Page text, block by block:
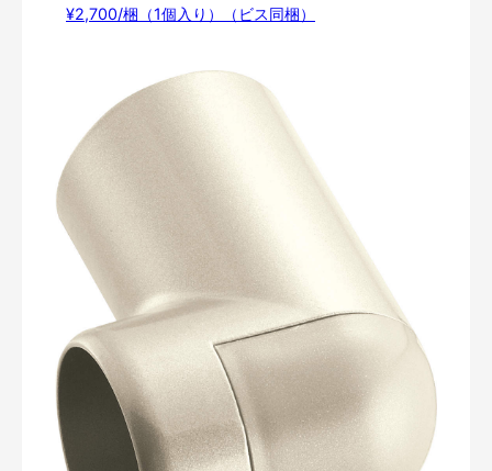
¥2,700/梱（1個入り）（ビス同梱）